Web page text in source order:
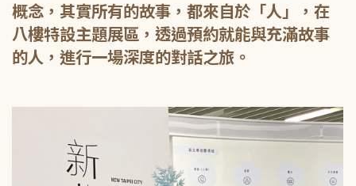
概念，其實所有的故事，都來自於「人」，在
八樓特設主題展區，透過預約就能與充滿故事
的人，進行一場深度的對話之旅。